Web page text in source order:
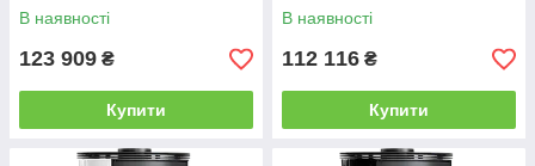
В наявності
123 909 ₴
Купити
В наявності
112 116 ₴
Купити